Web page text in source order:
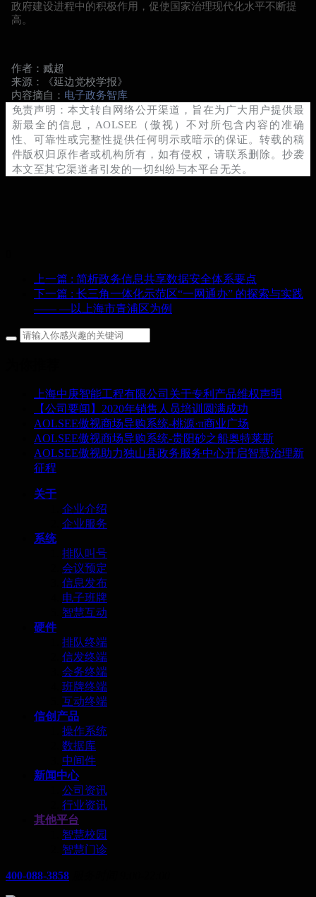
政府建设进程中的积极作用，促使国家治理现代化水平不断提
高。
作者：臧超
来源：《延边党校学报》
内容摘自： 电子政务智库
免责声明：本文转自网络公开渠道，旨在为广大用户提供最
新最全的信息，AOLSEE（傲视）不对所包含内容的准确
性、可靠性或完整性提供任何明示或暗示的保证。转载的稿
件版权归原作者或机构所有，如有侵权，请联系删除。抄袭
本文至其它渠道者引发的一切纠纷与本平台无关。
上一篇 : 简析政务信息共享数据安全体系要点
下一篇 : 长三角一体化示范区“一网通办” 的探索与实践
—— —以上海市青浦区为例
上海中庚智能工程有限公司关于专利产品维权声明
【公司要闻】2020年销售人员培训圆满成功
AOLSEE傲视商场导购系统-桃源·π商业广场
AOLSEE傲视商场导购系统-贵阳砂之船奥特莱斯
AOLSEE傲视助力独山县政务服务中心开启智慧治理新
征程
关于
企业介绍
企业服务
系统
排队叫号
会议预定
信息发布
电子班牌
智慧互动
硬件
排队终端
信发终端
会务终端
班牌终端
互动终端
信创产品
操作系统
数据库
中间件
新闻中心
公司资讯
行业资讯
其他平台
智慧校园
智慧门诊
400-088-3858